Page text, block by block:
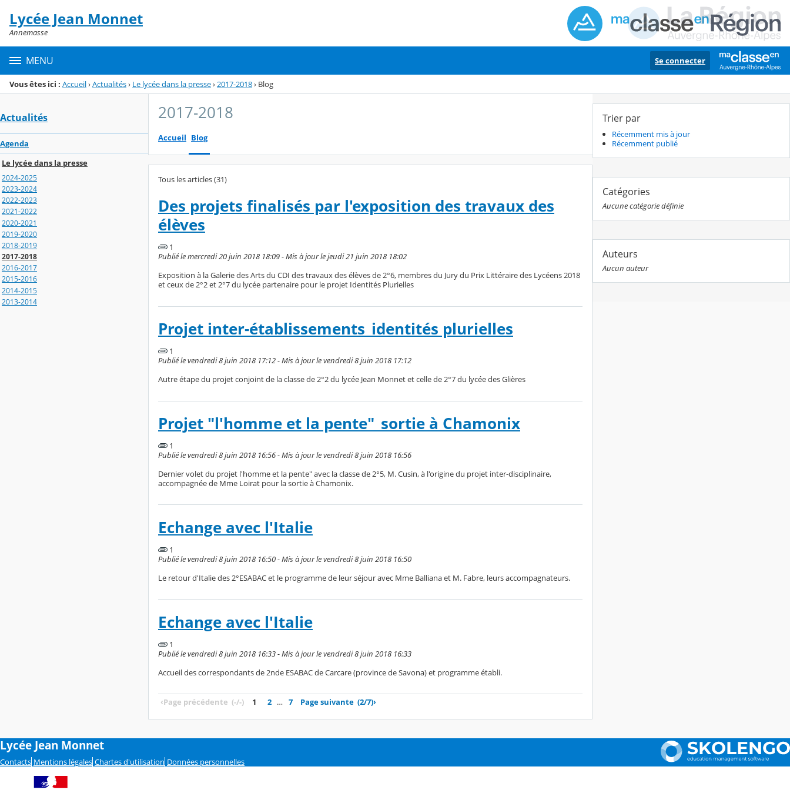
Menu de la rubrique
Contenu
Lycée Jean Monnet
Annemasse
MENU Se connecter
Vous êtes ici : Accueil›Actualités› Le lycée dans la presse›2017-2018› Blog
Actualités
Agenda
Le lycée dans la presse
2024-2025
2023-2024
2022-2023
2021-2022
2020-2021
2019-2020
2018-2019
2017-2018
2016-2017
2015-2016
2014-2015
2013-2014
2017-2018
Accueil Blog
Tous les articles (31)
Des projets finalisés par l'exposition des travaux des
élèves
1
Publié le mercredi 20 juin 2018 18:09 - Mis à jour le jeudi 21 juin 2018 18:02
Exposition à la Galerie des Arts du CDI des travaux des élèves de 2°6, membres du Jury du Prix Littéraire des Lycéens 2018
et ceux de 2°2 et 2°7 du lycée partenaire pour le projet Identités Plurielles
Projet inter-établissements_identités plurielles
1
Publié le vendredi 8 juin 2018 17:12 - Mis à jour le vendredi 8 juin 2018 17:12
Autre étape du projet conjoint de la classe de 2°2 du lycée Jean Monnet et celle de 2°7 du lycée des Glières
Projet "l'homme et la pente"_sortie à Chamonix
1
Publié le vendredi 8 juin 2018 16:56 - Mis à jour le vendredi 8 juin 2018 16:56
Dernier volet du projet l'homme et la pente" avec la classe de 2°5, M. Cusin, à l'origine du projet inter-disciplinaire,
accompagnée de Mme Loirat pour la sortie à Chamonix.
Echange avec l'Italie
1
Publié le vendredi 8 juin 2018 16:50 - Mis à jour le vendredi 8 juin 2018 16:50
Le retour d'Italie des 2°ESABAC et le programme de leur séjour avec Mme Balliana et M. Fabre, leurs accompagnateurs.
Echange avec l'Italie
1
Publié le vendredi 8 juin 2018 16:33 - Mis à jour le vendredi 8 juin 2018 16:33
Accueil des correspondants de 2nde ESABAC de Carcare (province de Savona) et programme établi.
‹Page précédente (-/-) 1 2 … 7 Page suivante (2/7)›
Trier par
Récemment mis à jour
Récemment publié
Catégories
Aucune catégorie définie
Auteurs
Aucun auteur
Lycée Jean Monnet
Contacts Mentions légales Chartes d'utilisation Données personnelles